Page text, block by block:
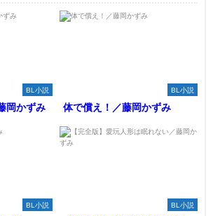
BL小説
岡かずみ
BL小説
体で償え！／藤岡かずみ
BL小説 BL小説